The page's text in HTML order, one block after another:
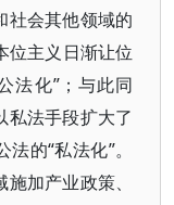
社会其他领域的
位主义日渐让位
法化”；与此同
私法手段扩大了
的“私法化”。
加产业政策、